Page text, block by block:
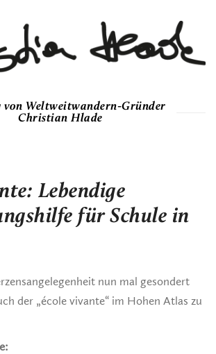
von Weltweitwandern-Gründer
Christian Hlade
Lebendige
für Schule in
nun mal gesondert
der „école vivante“ im Hohen Atlas zu